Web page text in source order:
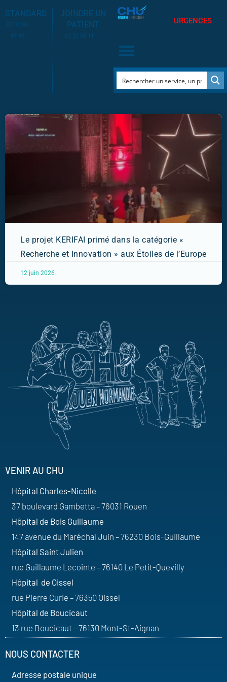
STANDARD
02 32 88
89 90
JOINDRE UN
PATIENT
02 32 88 11 11
URGENCES
Le projet KERIFAI primé dans la catégorie «
Recherche et Innovation » aux Étoiles de l’Europe
12 juin 2026
VENIR AU CHU
Hôpital Charles-Nicolle
37 boulevard Gambetta – 76031 Rouen
Hôpital de Bois Guillaume
147 avenue du Maréchal Juin – 76230 Bois-Guillaume
Hôpital Saint Julien
rue Guillaume Lecointe – 76140 Le Petit-Quevilly
Hôpital de Oissel
rue Pierre Curie – 76350 Oissel
Hôpital de Boucicaut
13 rue Boucicaut – 76130 Mont-St-Aignan
NOUS CONTACTER
Adresse postale unique